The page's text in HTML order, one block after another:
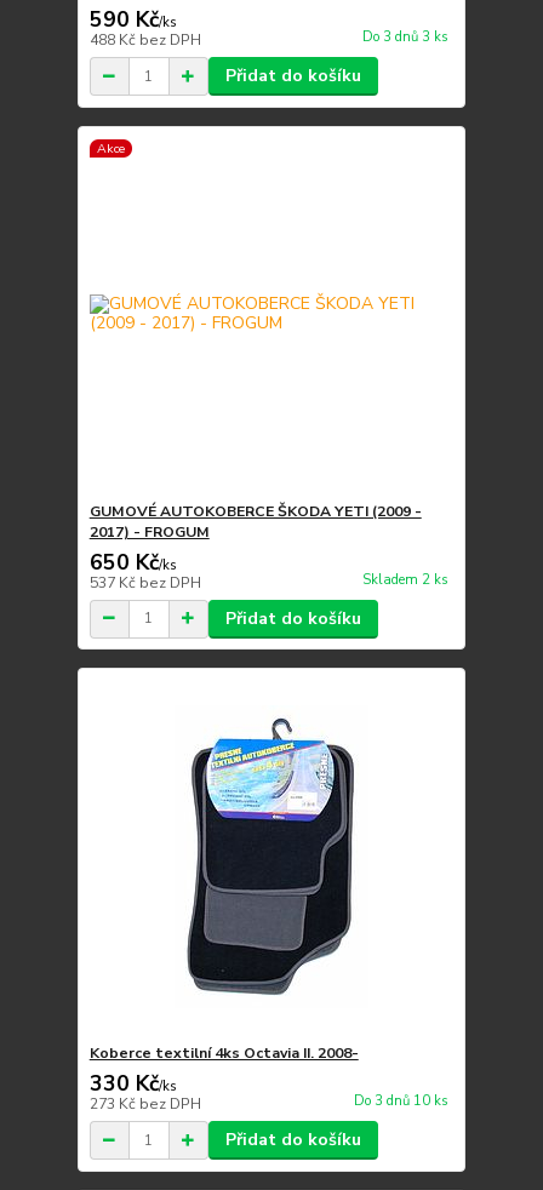
590 Kč/ks
488 Kč bez DPH Do 3 dnů 3 ks
Přidat do košíku
Akce
GUMOVÉ AUTOKOBERCE ŠKODA YETI (2009 -
2017) - FROGUM
650 Kč/ks
537 Kč bez DPH Skladem 2 ks
Přidat do košíku
Koberce textilní 4ks Octavia II. 2008-
330 Kč/ks
273 Kč bez DPH Do 3 dnů 10 ks
Přidat do košíku